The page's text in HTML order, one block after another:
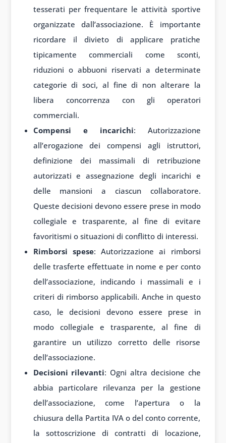
tesserati per frequentare le attività sportive
organizzate dall’associazione. È importante
ricordare il divieto di applicare pratiche
tipicamente commerciali come sconti,
riduzioni o abbuoni riservati a determinate
categorie di soci, al fine di non alterare la
libera concorrenza con gli operatori
commerciali.
Compensi e incarichi: Autorizzazione
all’erogazione dei compensi agli istruttori,
definizione dei massimali di retribuzione
autorizzati e assegnazione degli incarichi e
delle mansioni a ciascun collaboratore.
Queste decisioni devono essere prese in modo
collegiale e trasparente, al fine di evitare
favoritismi o situazioni di conflitto di interessi.
Rimborsi spese: Autorizzazione ai rimborsi
delle trasferte effettuate in nome e per conto
dell’associazione, indicando i massimali e i
criteri di rimborso applicabili. Anche in questo
caso, le decisioni devono essere prese in
modo collegiale e trasparente, al fine di
garantire un utilizzo corretto delle risorse
dell’associazione.
Decisioni rilevanti: Ogni altra decisione che
abbia particolare rilevanza per la gestione
dell’associazione, come l’apertura o la
chiusura della Partita IVA o del conto corrente,
la sottoscrizione di contratti di locazione,